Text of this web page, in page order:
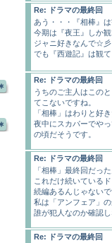
Re: ドラマの最終回
あう・・・『相棒』
今期は『夜王』しか
ジャニ好きなんで☆彡
でも『西遊記』は観
Re: ドラマの最終回
うちのご主人はこの
てこないですね。
「相棒」はわりと好
夜中にスカパーでや
の頃だそうです。
Re: ドラマの最終回
「相棒」最終回だっ
これだけ続いている
続編あるんじゃない
私は「アンフェア」
誰が犯人なのか確認
Re: ドラマの最終回